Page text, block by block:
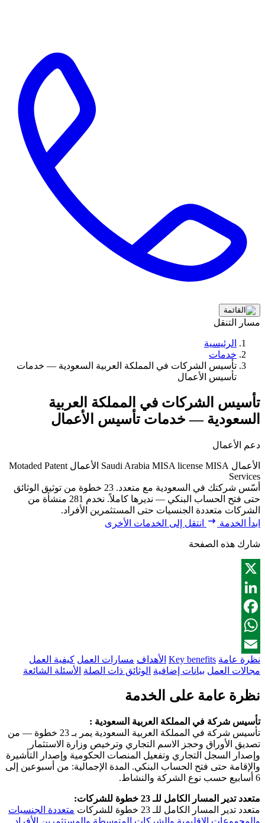
مسار التنقل
الرئيسية
خدمات
تأسيس الشركات في المملكة العربية السعودية — خدمات
تأسيس الأعمال
تأسيس الشركات في المملكة العربية
السعودية — خدمات تأسيس الأعمال
دعم الأعمال
الأعمال Saudi Arabia MISA license MISA الأعمال Motaded Patent
Services
أسّس شركتك في السعودية مع متعدد. 23 خطوة من توثيق الوثائق
حتى فتح الحساب البنكي — نديرها كاملاً. نخدم 281 منشأة من
الشركات متعددة الجنسيات حتى المستثمرين الأفراد.
ابدأ الخدمة
انتقل إلى الخدمات الأخرى
شارك هذه الصفحة
X
LinkedIn
Facebook
WhatsApp
Email
نظرة عامة Key benefits الأهداف مسارات العمل كيفية العمل
مجالات العمل بيانات إضافية الوثائق ذات الصلة الأسئلة الشائعة
نظرة عامة على الخدمة
تأسيس شركة في المملكة العربية السعودية :
تأسيس شركة في المملكة العربية السعودية يمر بـ 23 خطوة — من
تصديق الأوراق وحجز الاسم التجاري وترخيص وزارة الاستثمار
وإصدار السجل التجاري وتفعيل المنصات الحكومية وإصدار التأشيرة
والإقامة حتى فتح الحساب البنكي. المدة الإجمالية: من أسبوعين إلى
6 أسابيع حسب نوع الشركة والنشاط.
متعدد تدير المسار الكامل للـ 23 خطوة للشركات:
متعدد تدير المسار الكامل للـ 23 خطوة للشركات
متعددة الجنسيات